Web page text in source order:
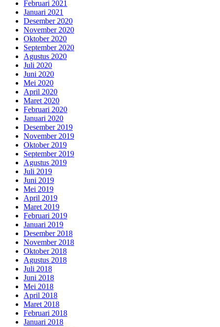
Februari 2021
Januari 2021
Desember 2020
November 2020
Oktober 2020
September 2020
Agustus 2020
Juli 2020
Juni 2020
Mei 2020
April 2020
Maret 2020
Februari 2020
Januari 2020
Desember 2019
November 2019
Oktober 2019
September 2019
Agustus 2019
Juli 2019
Juni 2019
Mei 2019
April 2019
Maret 2019
Februari 2019
Januari 2019
Desember 2018
November 2018
Oktober 2018
Agustus 2018
Juli 2018
Juni 2018
Mei 2018
April 2018
Maret 2018
Februari 2018
Januari 2018